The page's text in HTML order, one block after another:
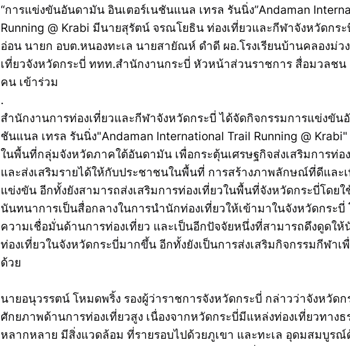
“การแข่งขันอันดามัน อินเตอร์เนชันแนล เทรล รันนิ่ง”Andaman
Running @ Krabi มีนายสุรัตน์ จรณโยธิน ท่องเที่ยวและกีฬาจังหวัดกร
อ่อน นายก อบต.หนองทะเล นายสายัณห์ ดำดี ผอ.โรงเรียนบ้านคลองม่ว
เที่ยวจังหวัดกระบี่ ททท.สำนักงานกระบี่ หัวหน้าส่วนราชการ สื่อมวลชน
คน เข้าร่วม
.
สำนักงานการท่องเที่ยวและกีฬาจังหวัดกระบี่ ได้จัดกิจกรรมการแข่งขัน
ชันแนล เทรล รันนิ่ง"Andaman International Trail Running @
ในพื้นที่กลุ่มจังหวัดภาคใต้อันดามัน เพื่อกระตุ้นเศรษฐกิจส่งเสริมการท่อ
และส่งเสริมรายได้ให้กับประชาชนในพื้นที่ การสร้างภาพลักษณ์ที่ดีและ
แข่งขัน อีกทั้งยังสามารถส่งเสริมการท่องเที่ยวในพื้นที่จังหวัดกระบี่โดย
นันทนาการเป็นสื่อกลางในการนำนักท่องเที่ยวให้เข้ามาในจังหวัดกระบี่
ความเชื่อมั่นด้านการท่องเที่ยว และเป็นอีกปัจจัยหนึ่งที่สามารถดึงดูดให้
ท่องเที่ยวในจังหวัดกระบี่มากขึ้น อีกทั้งยังเป็นการส่งเสริมกิจกรรมกีฬาเ
ด้วย
นายอนุวรรตน์ โหมดพริ้ง รองผู้ว่าราชการจังหวัดกระบี่ กล่าวว่าจังหวัด
ศักยภาพด้านการท่องเที่ยวสูง เนื่องจากหวัดกระบี่มีแหล่งท่องเที่ยวทาง
หลากหลาย มีสิ่งแวดล้อม ที่รายรอบไปด้วยภูเขา และทะเล อุดมสมบูรณ์